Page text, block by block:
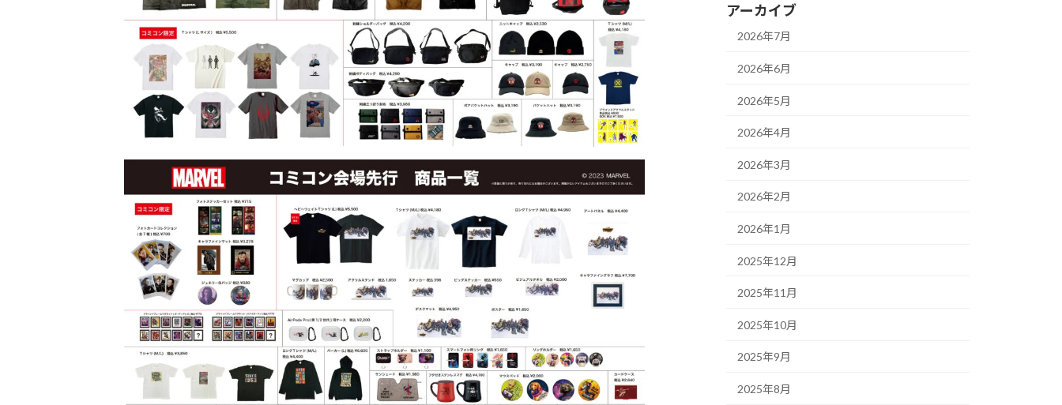
アーカイブ
2026年7月
2026年6月
2026年5月
2026年4月
2026年3月
2026年2月
2026年1月
2025年12月
2025年11月
2025年10月
2025年9月
2025年8月